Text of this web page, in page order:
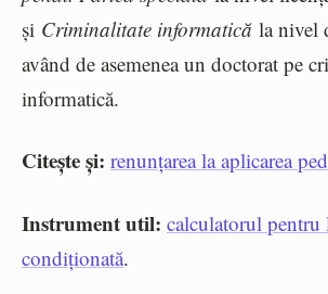
și Criminalitate informatică la nivel
având de asemenea un doctorat pe
informatică.
Citește și: renunțarea la aplicarea
Instrument util: calculatorul pentru
condiționată.